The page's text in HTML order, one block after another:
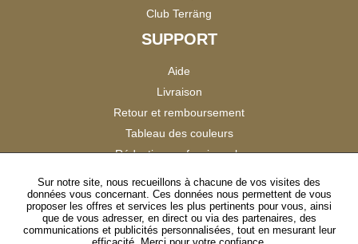
Club Terräng
SUPPORT
Aide
Livraison
Retour et remboursement
Tableau des couleurs
Réduction professionnels
Satisfaction Clients
SUIVEZ-NOUS
Sur notre site, nous recueillons à chacune de vos visites des
données vous concernant. Ces données nous permettent de vous
proposer les offres et services les plus pertinents pour vous, ainsi
que de vous adresser, en direct ou via des partenaires, des
communications et publicités personnalisées, tout en mesurant leur